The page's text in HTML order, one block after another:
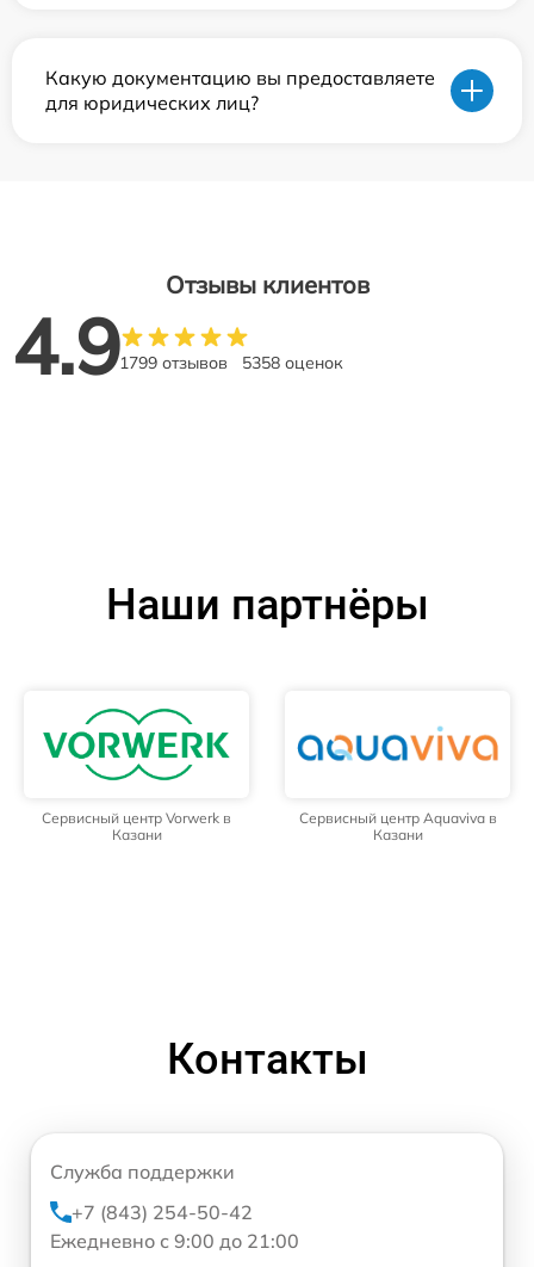
Какую документацию вы предоставляете
для юридических лиц?
Отзывы клиентов
4.91799 отзывов 5358 оценок
Наши партнёры
Сервисный центр Vorwerk в
Казани
Сервисный центр Aquaviva в
Казани
Контакты
Служба поддержки
+7 (843) 254-50-42
Ежедневно с 9:00 до 21:00